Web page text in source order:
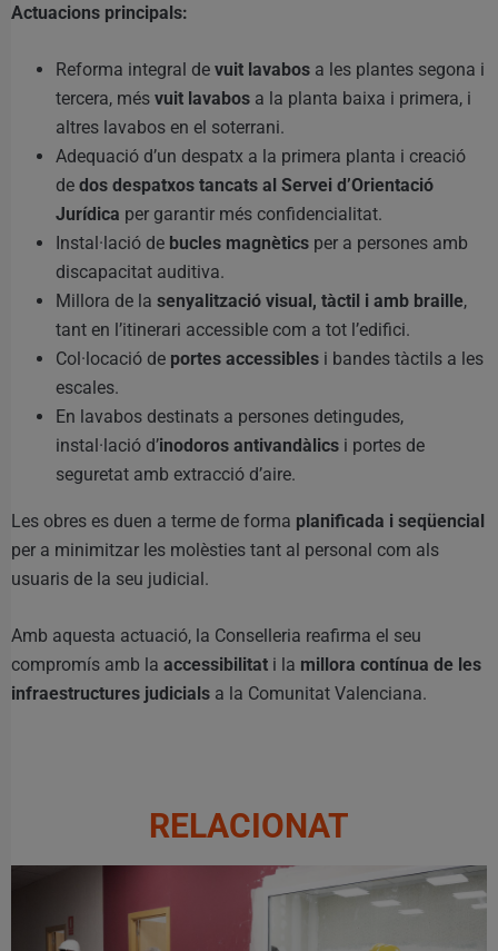
Actuacions principals:
Reforma integral de vuit lavabos a les plantes segona i
tercera, més vuit lavabos a la planta baixa i primera, i
altres lavabos en el soterrani.
Adequació d’un despatx a la primera planta i creació
de dos despatxos tancats al Servei d’Orientació
Jurídica per garantir més confidencialitat.
Instal·lació de bucles magnètics per a persones amb
discapacitat auditiva.
Millora de la senyalització visual, tàctil i amb braille,
tant en l’itinerari accessible com a tot l’edifici.
Col·locació de portes accessibles i bandes tàctils a les
escales.
En lavabos destinats a persones detingudes,
instal·lació d’inodoros antivandàlics i portes de
seguretat amb extracció d’aire.
Les obres es duen a terme de forma planificada i seqüencial
per a minimitzar les molèsties tant al personal com als
usuaris de la seu judicial.
Amb aquesta actuació, la Conselleria reafirma el seu
compromís amb la accessibilitat i la millora contínua de les
infraestructures judicials a la Comunitat Valenciana.
RELACIONAT